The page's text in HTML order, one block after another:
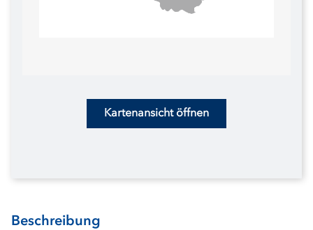
Kartenansicht öffnen
Beschreibung